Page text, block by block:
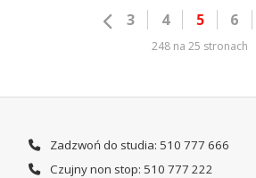
3 4 5 6
248 na 25 stronach
Zadzwoń do studia: 510 777 666
Czujny non stop: 510 777 222